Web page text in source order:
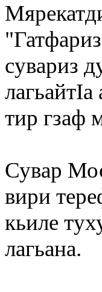
сувариз
тир гзаф
Сувар
вири
кьиле
лагьана.